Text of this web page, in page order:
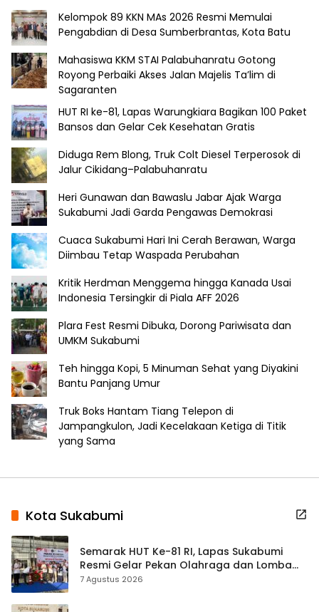
Kelompok 89 KKN MAs 2026 Resmi Memulai
Pengabdian di Desa Sumberbrantas, Kota Batu
Mahasiswa KKM STAI Palabuhanratu Gotong
Royong Perbaiki Akses Jalan Majelis Ta’lim di
Sagaranten
HUT RI ke-81, Lapas Warungkiara Bagikan 100 Paket
Bansos dan Gelar Cek Kesehatan Gratis
Diduga Rem Blong, Truk Colt Diesel Terperosok di
Jalur Cikidang–Palabuhanratu
Heri Gunawan dan Bawaslu Jabar Ajak Warga
Sukabumi Jadi Garda Pengawas Demokrasi
Cuaca Sukabumi Hari Ini Cerah Berawan, Warga
Diimbau Tetap Waspada Perubahan
Kritik Herdman Menggema hingga Kanada Usai
Indonesia Tersingkir di Piala AFF 2026
Plara Fest Resmi Dibuka, Dorong Pariwisata dan
UMKM Sukabumi
Teh hingga Kopi, 5 Minuman Sehat yang Diyakini
Bantu Panjang Umur
Truk Boks Hantam Tiang Telepon di
Jampangkulon, Jadi Kecelakaan Ketiga di Titik
yang Sama
Kota Sukabumi
Semarak HUT Ke-81 RI, Lapas Sukabumi
Resmi Gelar Pekan Olahraga dan Lomba
Tradisional
7 Agustus 2026